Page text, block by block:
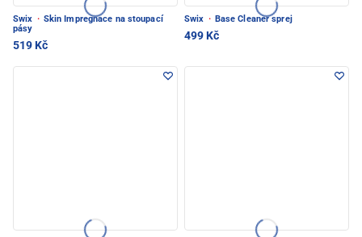
Swix · Skin Impregnace na stoupací
pásy
519 Kč
Swix · Base Cleaner sprej
499 Kč